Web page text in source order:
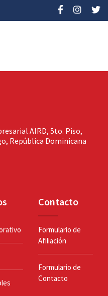
AIRD, 5to. Piso,
República Dominicana
Contacto
Formulario de
Afiliación
Formulario de
Contacto